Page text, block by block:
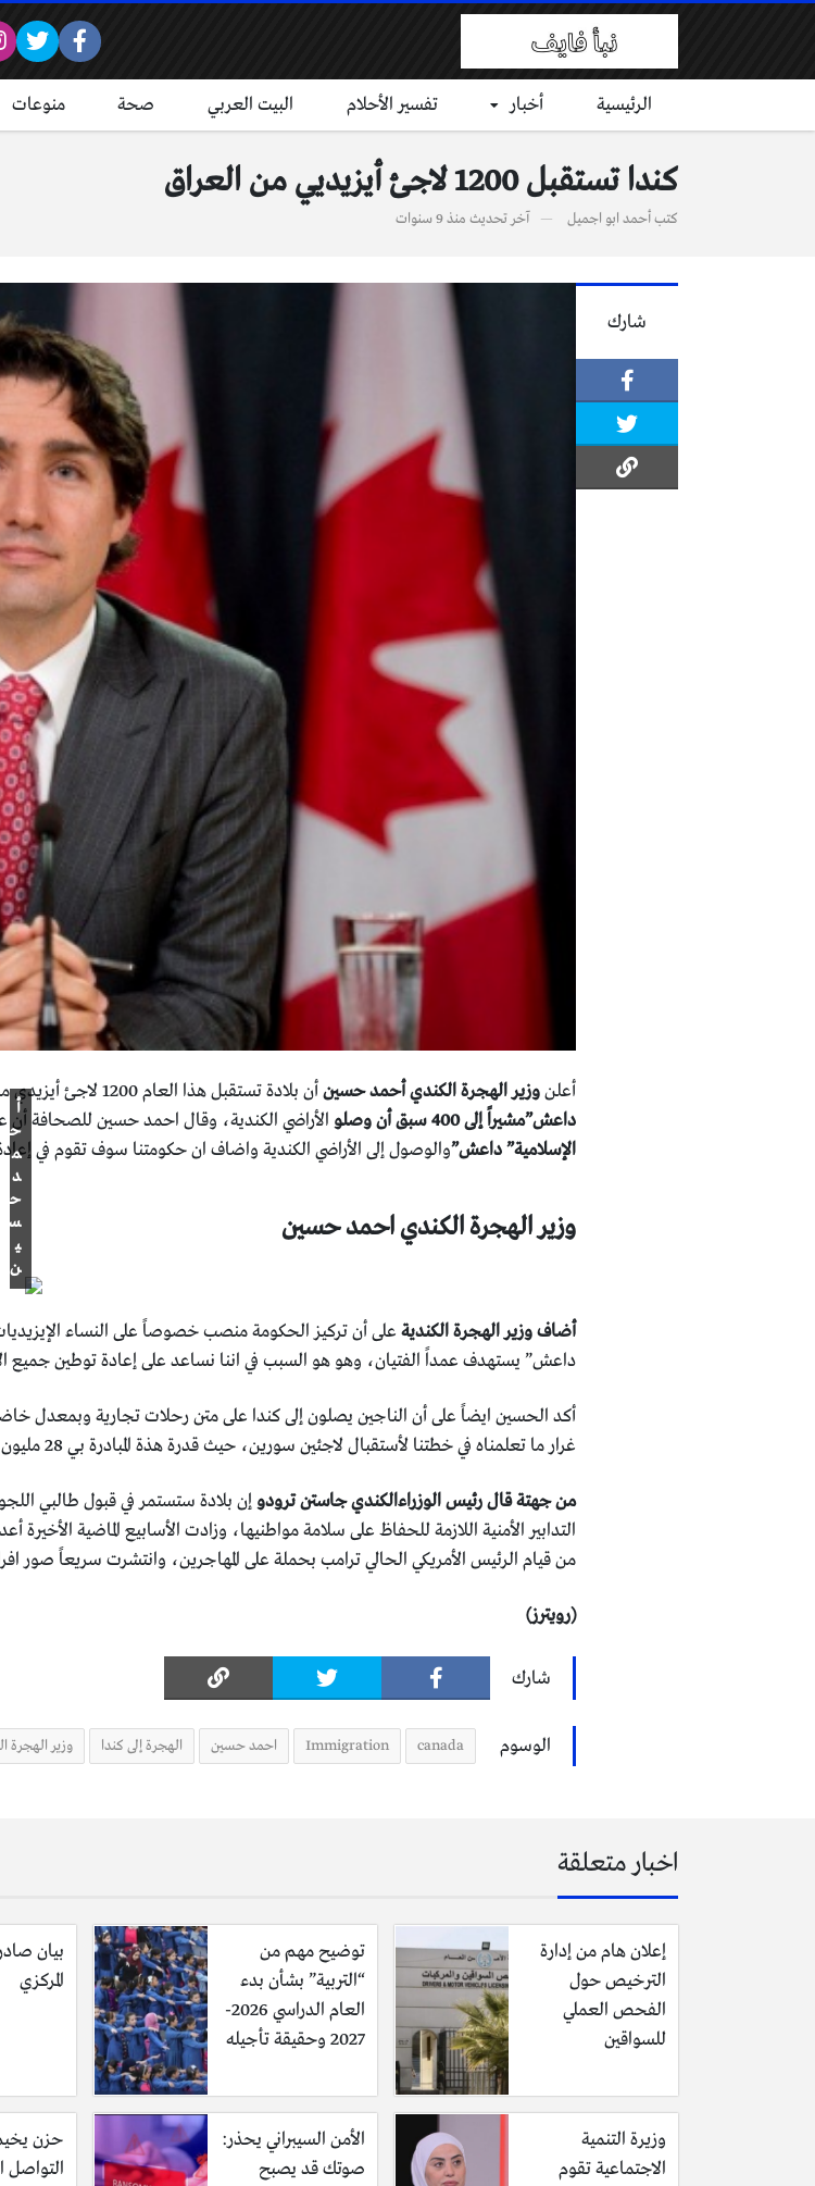
الرئيسية أخبار تفسير الأحلام البيت العربي صحة منوعات
كندا تستقبل 1200 لاجئ أيزيديي من العراق
كتبأحمد ابو اجميل آخر تحديث منذ 9 سنوات
شارك
أعلنوزير الهجرة الكندي أحمد حسين أن بلادة تستقبل هذا العام 1200 لاجئ أيزيدي من العراق، قد تعرضوا لأضطهاد من قبل
داعش”مشيراً إلى 400 سبق أن وصلو
الأراضي الكندية، وقال احمد حسين للصحافة أن
الإسلامية” داعش”والوصول إلى الأراضي الكندية واضاف ان حكومتنا سوف تقوم في إعادة توطين 1200
وزير الهجرة الكندي احمد حسين
أ
ح
م
د
ح
س
ي
ن
أضاف وزير الهجرة الكندية على أن تركيز الحكومة منصب خصوصاً على النساء
داعش” يستهدف عمداً الفتيان، وهو هو السبب في اننا نساعد على إعادة توطين جميع
أكد الحسين ايضاً على أن الناجين يصلون إلى كندا على متن رحلات تجارية وبمعدل
غرار ما تعلمناه في خطتنا لأستقبال لاجئين سورين، حيث قدرة هذة المبادرة بي 28 مليون دولار كندي اي ما يعادل 20 يورو.
من جهتة قال رئيس الوزراءالكندي جاستن ترودو إن بلادة ستستمر في قبول طالبي
التدابير الأمنية اللازمة للحفاظ على سلامة مواطنيها، وزادت الأسابيع الماضية
من قيام الرئيس الأمريكي الحالي ترامب بحملة على المهاجرين، وانتشرت سريعاً صور
(رويترز)
شارك
الوسوم canada
Immigration احمد حسين الهجرة إلى كندا وزير الهجرة
اخبار متعلقة
إعلان هام من إدارة
الترخيص حول
الفحص العملي
للسواقين
توضيح مهم من
“التربية” بشأن بدء
العام الدراسي 2026-
2027 وحقيقة تأجيله
بيان
المركزي
وزيرة التنمية
الاجتماعية تقوم
الأمن السيبراني يحذر:
صوتك قد يصبح
حزن
التواصل